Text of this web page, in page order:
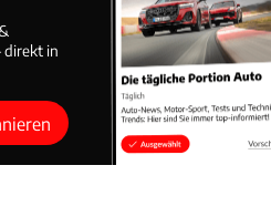
direkt in